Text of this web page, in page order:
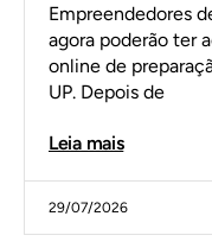
Empreendedores
agora poderão ter
online de
UP. Depois de
Leia mais
29/07/2026